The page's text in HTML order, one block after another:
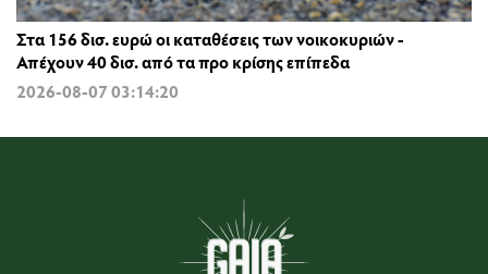
Στα 156 δισ. ευρώ οι καταθέσεις των νοικοκυριών -
Απέχουν 40 δισ. από τα προ κρίσης επίπεδα
2026-08-07 03:14:20